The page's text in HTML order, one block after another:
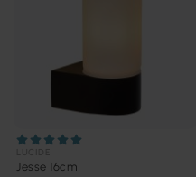
Jesse 16cm